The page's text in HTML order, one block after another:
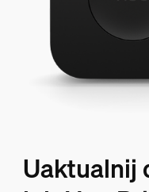
Uaktualnij